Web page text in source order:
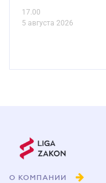
17.00
5 августа 2026
О КОМПАНИИ